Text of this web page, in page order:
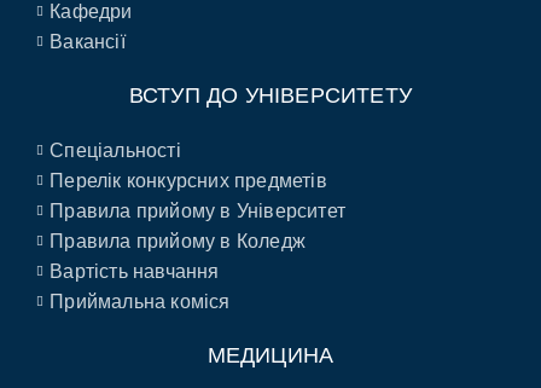
Кафедри
Вакансії
ВСТУП ДО УНІВЕРСИТЕТУ
Спеціальності
Перелік конкурсних предметів
Правила прийому в Університет
Правила прийому в Коледж
Вартість навчання
Приймальна коміся
МЕДИЦИНА